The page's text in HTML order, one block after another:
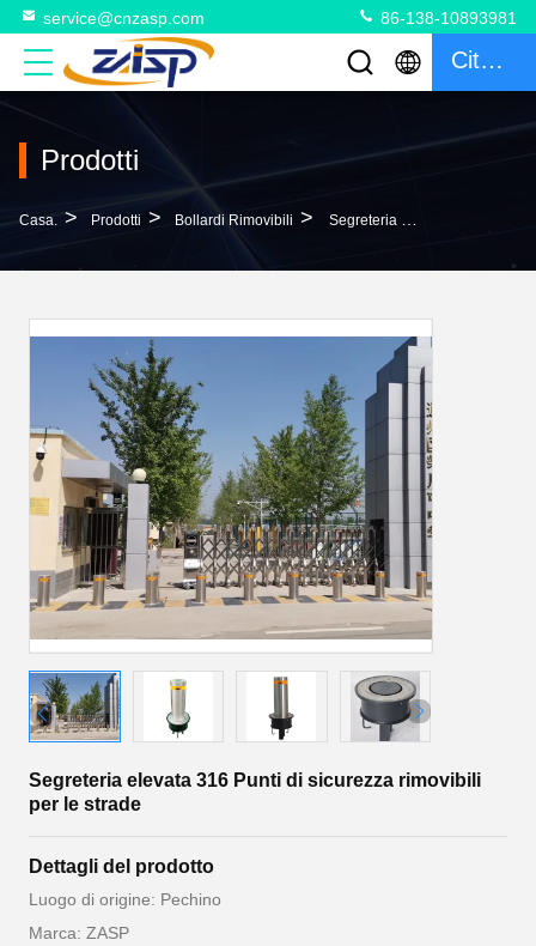
service@cnzasp.com 86-138-10893981
Citazione
Prodotti
Casa. > Prodotti > Bollardi Rimovibili > Segreteria Elevata 316 Punti Di Sicurezza Rimovibili Per Le Strade
Segreteria elevata 316 Punti di sicurezza rimovibili
per le strade
Dettagli del prodotto
Luogo di origine: Pechino
Marca: ZASP